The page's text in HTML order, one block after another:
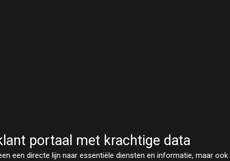
portaal met krachtige data
een directe lijn naar essentiële diensten en informatie, maar ook